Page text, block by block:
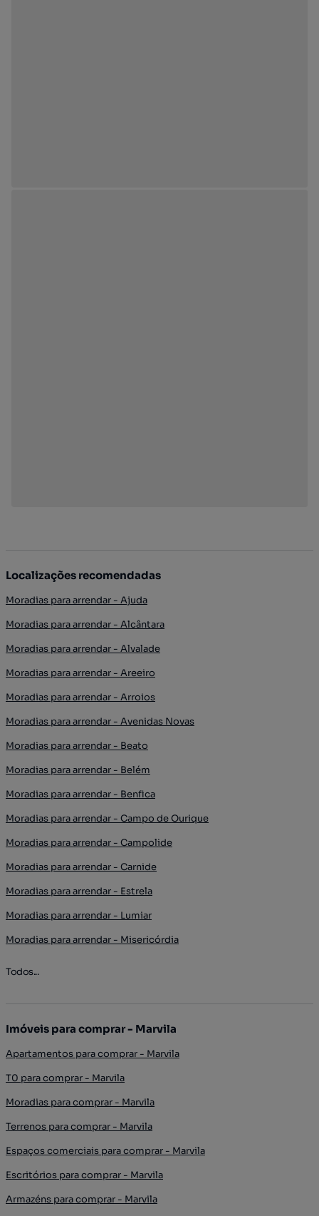
Localizações recomendadas
Moradias para arrendar - Ajuda
Moradias para arrendar - Alcântara
Moradias para arrendar - Alvalade
Moradias para arrendar - Areeiro
Moradias para arrendar - Arroios
Moradias para arrendar - Avenidas Novas
Moradias para arrendar - Beato
Moradias para arrendar - Belém
Moradias para arrendar - Benfica
Moradias para arrendar - Campo de Ourique
Moradias para arrendar - Campolide
Moradias para arrendar - Carnide
Moradias para arrendar - Estrela
Moradias para arrendar - Lumiar
Moradias para arrendar - Misericórdia
Todos...
Imóveis para comprar - Marvila
Apartamentos para comprar - Marvila
T0 para comprar - Marvila
Moradias para comprar - Marvila
Terrenos para comprar - Marvila
Espaços comerciais para comprar - Marvila
Escritórios para comprar - Marvila
Armazéns para comprar - Marvila